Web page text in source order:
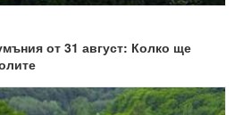
от 31 август: Колко ще